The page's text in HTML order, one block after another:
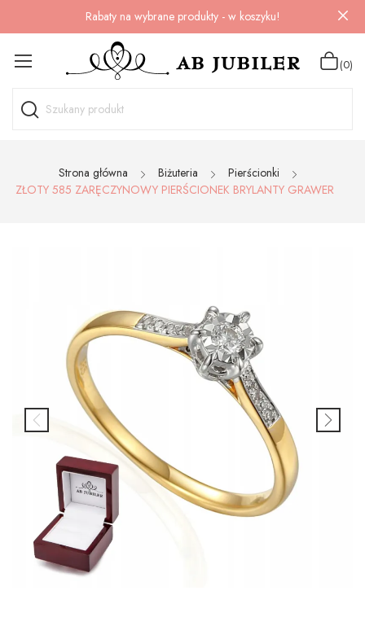
Rabaty na wybrane produkty - w koszyku!
(0)
Strona główna Biżuteria
Pierścionki
ZŁOTY 585 ZARĘCZYNOWY PIERŚCIONEK BRYLANTY GRAWER